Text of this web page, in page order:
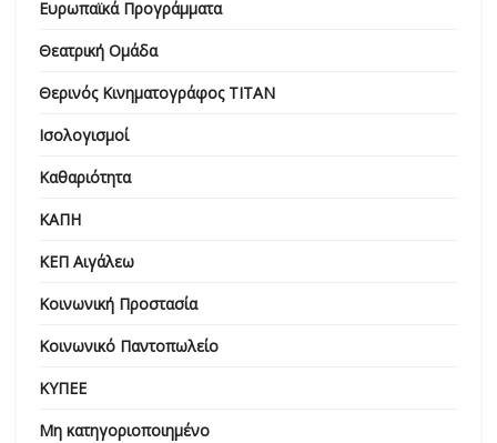
Ευρωπαϊκά Προγράμματα
Θεατρική Ομάδα
Θερινός Κινηματογράφος ΤΙΤΑΝ
Ισολογισμοί
Καθαριότητα
ΚΑΠΗ
ΚΕΠ Αιγάλεω
Κοινωνική Προστασία
Κοινωνικό Παντοπωλείο
ΚΥΠΕΕ
Μη κατηγοριοποιημένο